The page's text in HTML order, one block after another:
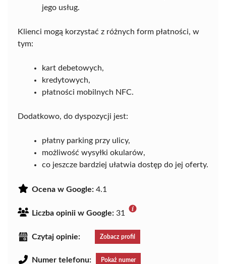
jego usług.
Klienci mogą korzystać z różnych form płatności, w
tym:
kart debetowych,
kredytowych,
płatności mobilnych NFC.
Dodatkowo, do dyspozycji jest:
płatny parking przy ulicy,
możliwość wysyłki okularów,
co jeszcze bardziej ułatwia dostęp do jej oferty.
Ocena w Google: 4.1
Liczba opinii w Google: 31
Czytaj opinie: Zobacz profil
Numer telefonu: Pokaż numer